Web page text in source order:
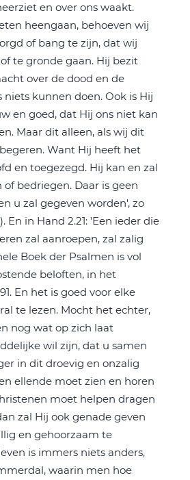
en over ons waakt.
heengaan, behoeven wij
of bang te zijn, dat wij
te gronde gaan. Hij bezit
over de dood en de
niets kunnen doen. Ook is Hij
en goed, dat Hij ons niet kan
Maar dit alleen, als wij dit
Want Hij heeft het
en toegezegd. Hij kan en zal
bedriegen. Daar is geen
u zal gegeven worden', zo
En in Hand 2.21: 'Een ieder die
zal aanroepen, zal zalig
Boek der Psalmen is vol
beloften, in het
En het is goed voor elke
te lezen. Mocht het echter,
nog wat op zich laat
wil zijn, dat u samen
in dit droevig en onzalig
ellende moet zien en horen
moet helpen dragen
zal Hij ook genade geven
en gehoorzaam te
is immers niets anders,
waarin men hoe